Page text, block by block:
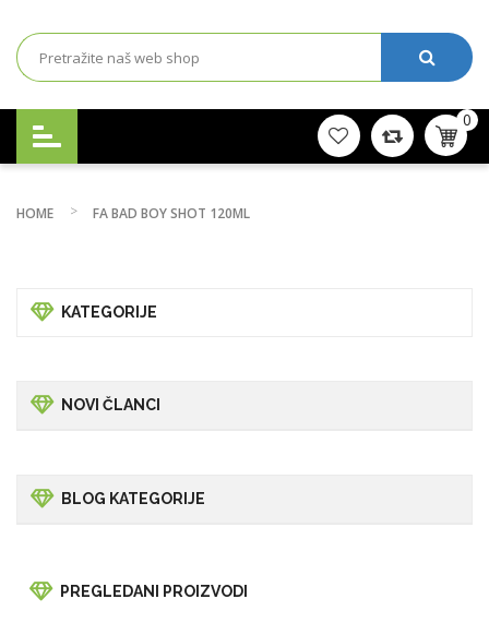
0
HOME FA BAD BOY SHOT 120ML
KATEGORIJE
NOVI ČLANCI
BLOG KATEGORIJE
PREGLEDANI PROIZVODI